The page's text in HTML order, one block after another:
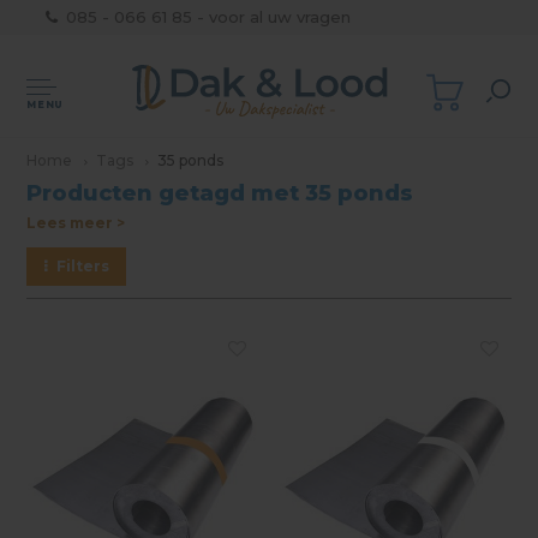
MENU
35 ponds
Producten getagd met 35 ponds
Lees meer >
Filters